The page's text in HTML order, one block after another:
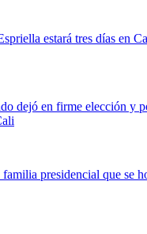
estará tres días en
dejó en firme elección y
presidencial que se